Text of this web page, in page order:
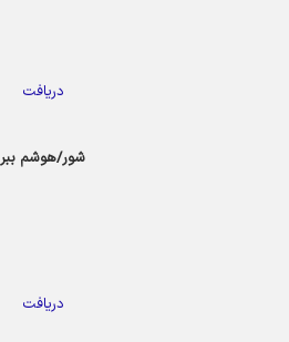
دریافت
شور/هوشم ببر
دریافت